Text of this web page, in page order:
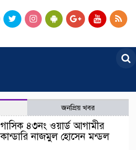
জনপ্রিয় খবর
গাসিক ৪৩নং ওয়ার্ড আগামীর
কান্ডারি নাজমুল হোসেন মন্ডল